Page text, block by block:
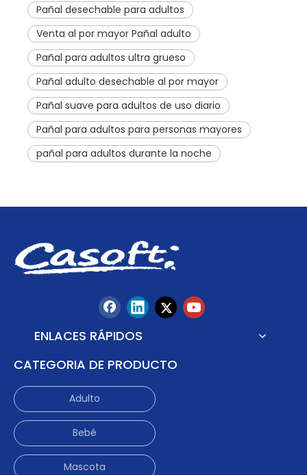
Pañal desechable para adultos
Venta al por mayor Pañal adulto
Pañal para adultos ultra grueso
Pañal adulto desechable al por mayor
Pañal suave para adultos de uso diario
Pañal para adultos para personas mayores
pañal para adultos durante la noche
ENLACES RÁPIDOS
CATEGORIA DE PRODUCTO
Adulto
Bebé
Mascota